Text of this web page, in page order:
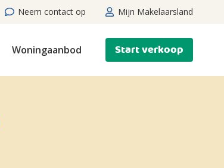
Neem contact op Mijn Makelaarsland
Woningaanbod Start verkoop